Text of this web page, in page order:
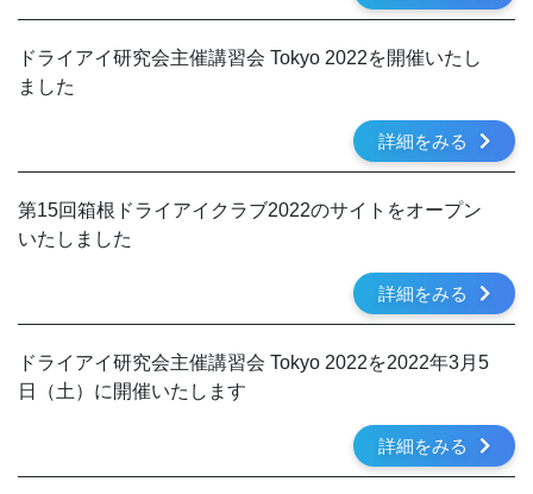
ドライアイ研究会主催講習会 Tokyo 2022を開催いたし
ました
詳細をみる
第15回箱根ドライアイクラブ2022のサイトをオープン
いたしました
詳細をみる
ドライアイ研究会主催講習会 Tokyo 2022を2022年3月5
日（土）に開催いたします
詳細をみる